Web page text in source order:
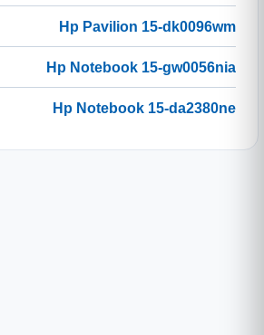
Hp Pavilion 15-dk0096wm
Hp Notebook 15-gw0056nia
Hp Notebook 15-da2380ne